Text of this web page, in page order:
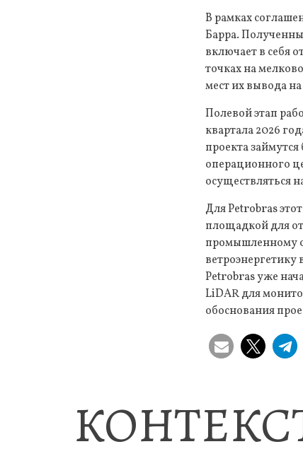
В рамках
Барра.
включает в себя
точках на
мест их вывода на
Полевой этап
квартала 2026
проекта
операционного
осуществляться
Для Petrobras
площадкой для
промышленному
Petrobras уже
LiDAR для
обоснования